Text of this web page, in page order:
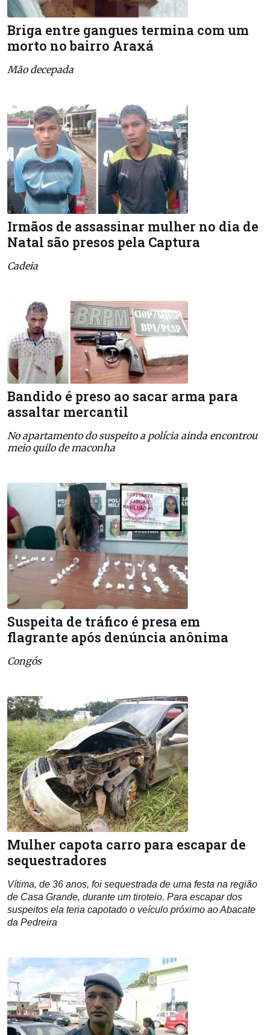
Briga entre gangues termina com um
morto no bairro Araxá
Mão decepada
Irmãos de assassinar mulher no dia de
Natal são presos pela Captura
Cadeia
Bandido é preso ao sacar arma para
assaltar mercantil
No apartamento do suspeito a polícia ainda encontrou
meio quilo de maconha
Suspeita de tráfico é presa em
flagrante após denúncia anônima
Congós
Mulher capota carro para escapar de
sequestradores
Vítima, de 36 anos, foi sequestrada de uma festa na região
de Casa Grande, durante um tiroteio. Para escapar dos
suspeitos ela teria capotado o veículo próximo ao Abacate
da Pedreira